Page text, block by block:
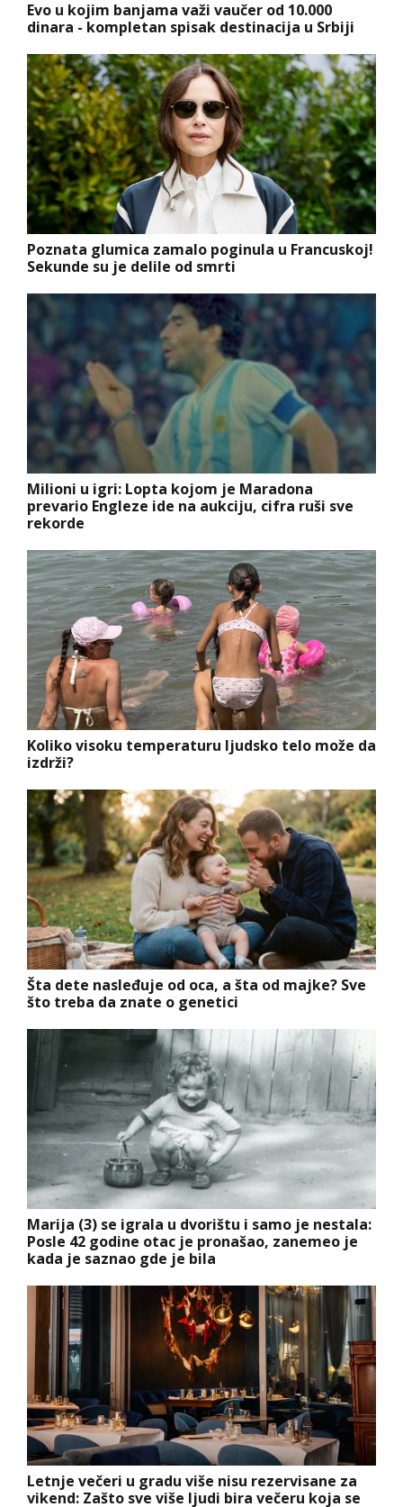
Evo u kojim banjama važi vaučer od 10.000
dinara - kompletan spisak destinacija u Srbiji
Poznata glumica zamalo poginula u Francuskoj!
Sekunde su je delile od smrti
Milioni u igri: Lopta kojom je Maradona
prevario Engleze ide na aukciju, cifra ruši sve
rekorde
Koliko visoku temperaturu ljudsko telo može da
izdrži?
Šta dete nasleđuje od oca, a šta od majke? Sve
što treba da znate o genetici
Marija (3) se igrala u dvorištu i samo je nestala:
Posle 42 godine otac je pronašao, zanemeo je
kada je saznao gde je bila
Letnje večeri u gradu više nisu rezervisane za
vikend: Zašto sve više ljudi bira večeru koja se